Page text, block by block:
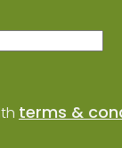
terms &